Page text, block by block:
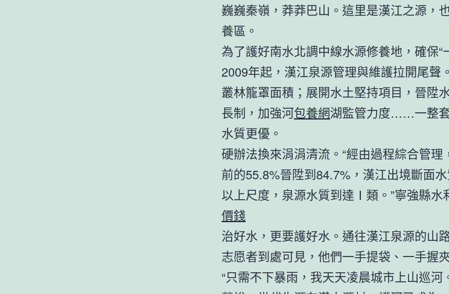
巍巍秦嶺，莽莽巴山。這里是漢江之源，
養區。
為了護好南水北調中線水源修養地，確保“
2009年起，漢江泉源管理與維護拉開尾聲
叢林籠罩面積；展開水土堅持項目，晉陞
長制，加強河包養網湖監管力度……一整
水質更優。
硬辦法換來涓涓清流。“經由過程綜合管
前的55.8%晉陞到84.7%，漢江出境斷面
以上尺度，泉源水質到達Ⅰ類。”寧強縣水
價錢
治好水，更要護好水。通往漢江泉源的山
志愿者到處可見，他們一手提袋、一手握
“只需不下暴雨，我天天凌晨城市上山巡河